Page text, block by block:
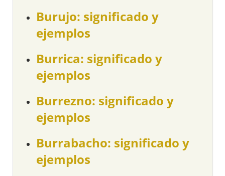
Burujo: significado y
ejemplos
Burrica: significado y
ejemplos
Burrezno: significado y
ejemplos
Burrabacho: significado y
ejemplos